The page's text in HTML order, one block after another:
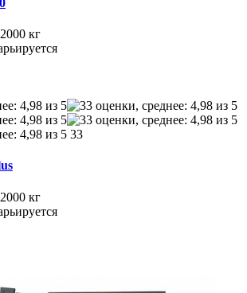
2000 кг
33
2000 кг